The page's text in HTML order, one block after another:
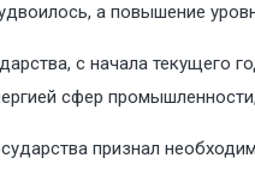
а повышение
с начала текущего
сфер
признал